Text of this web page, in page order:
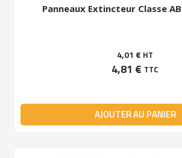
Panneaux Extincteur Classe
4,01 € HT
4,81 € TTC
AJOUTER AU PANIER